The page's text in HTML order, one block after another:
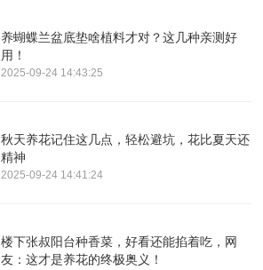
养蝴蝶兰盆底垫啥植料才对？这几种亲测好
用！
2025-09-24 14:43:25
秋天养花记住这几点，轻松避坑，花比夏天还
精神
2025-09-24 14:41:24
楼下张叔阳台种香菜，好看还能掐着吃，网
友：这才是养花的终极奥义！